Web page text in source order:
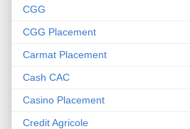
CGG
CGG Placement
Carmat Placement
Cash CAC
Casino Placement
Credit Agricole